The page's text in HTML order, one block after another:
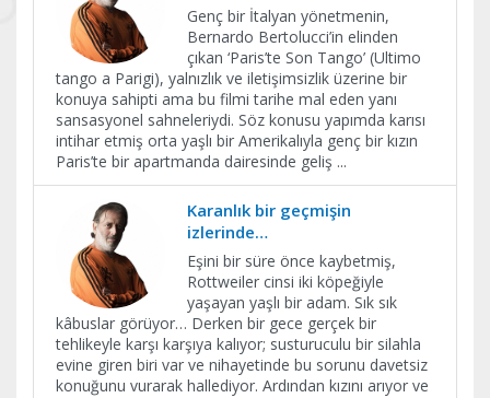
Genç bir İtalyan yönetmenin,
Bernardo Bertolucci’in elinden
çıkan ‘Paris’te Son Tango’ (Ultimo
tango a Parigi), yalnızlık ve iletişimsizlik üzerine bir
konuya sahipti ama bu filmi tarihe mal eden yanı
sansasyonel sahneleriydi. Söz konusu yapımda karısı
intihar etmiş orta yaşlı bir Amerikalıyla genç bir kızın
Paris’te bir apartmanda dairesinde geliş ...
Karanlık bir geçmişin
izlerinde…
Eşini bir süre önce kaybetmiş,
Rottweiler cinsi iki köpeğiyle
yaşayan yaşlı bir adam. Sık sık
kâbuslar görüyor… Derken bir gece gerçek bir
tehlikeyle karşı karşıya kalıyor; susturuculu bir silahla
evine giren biri var ve nihayetinde bu sorunu davetsiz
konuğunu vurarak hallediyor. Ardından kızını arıyor ve